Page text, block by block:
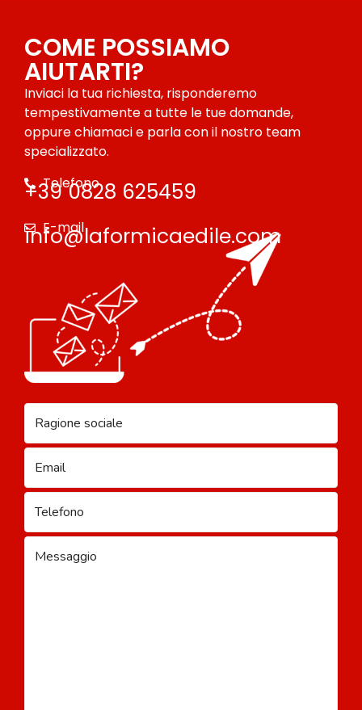
COME POSSIAMO
AIUTARTI?
Inviaci la tua richiesta, risponderemo
tempestivamente a tutte le tue domande,
oppure chiamaci e parla con il nostro team
specializzato.
Telefono
+39 0828 625459
E-mail
info@laformicaedile.com